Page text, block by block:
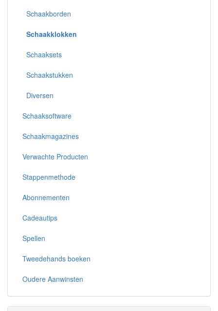
Schaakborden
Schaakklokken
Schaaksets
Schaakstukken
Diversen
Schaaksoftware
Schaakmagazines
Verwachte Producten
Stappenmethode
Abonnementen
Cadeautips
Spellen
Tweedehands boeken
Oudere Aanwinsten